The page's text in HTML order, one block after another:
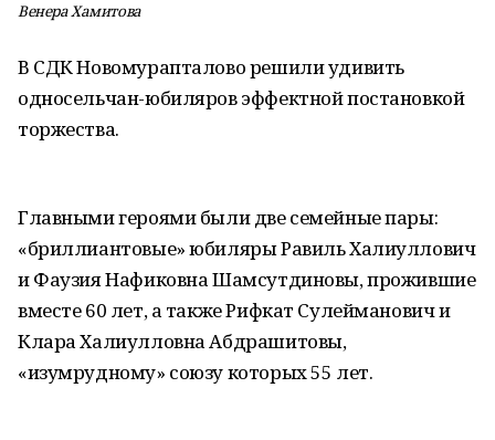
Венера Хамитова
В СДК Новомурапталово решили удивить
односельчан-юбиляров эффектной постановкой
торжества.
Главными героями были две семейные пары:
«бриллиантовые» юбиляры Равиль Халиуллович
и Фаузия Нафиковна Шамсутдиновы, прожившие
вместе 60 лет, а также Рифкат Сулейманович и
Клара Халиулловна Абдрашитовы,
«изумрудному» союзу которых 55 лет.